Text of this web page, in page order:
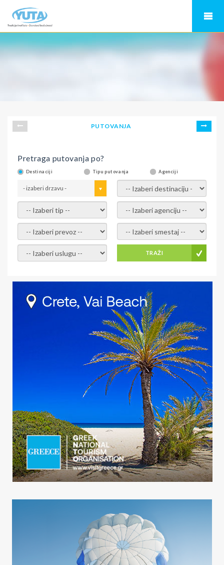
PUTOVANJA
Pretraga putovanja po?
Destinaciji Tipu putovanja Agenciji
- izaberi drzavu - - izaberi destinaciju -
- izaberi tip - - izaberi agenciju -
- izaberi prevoz - - Izaberite smestaj -
- Izaberite uslugu - TRAŽI